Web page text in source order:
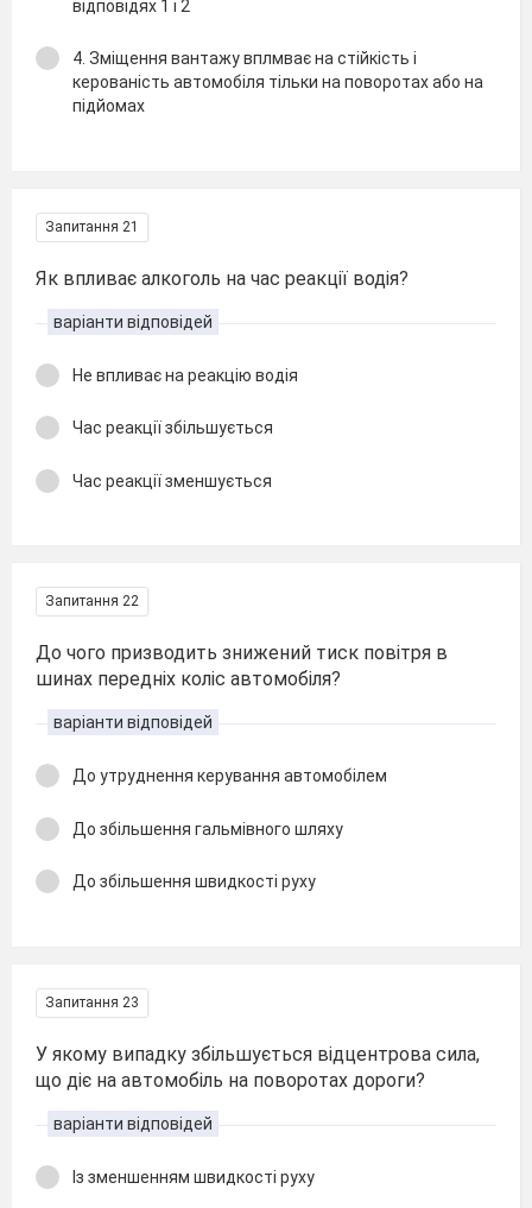
відповідях 1 і 2
4. Зміщення вантажу вплмває на стійкість і
керованість автомобіля тільки на поворотах або на
підйомах
Запитання 21
Як впливає алкоголь на час реакції водія?
варіанти відповідей
Не впливає на реакцію водія
Час реакції збільшується
Час реакції зменшується
Запитання 22
До чого призводить знижений тиск повітря в
шинах передніх коліс автомобіля?
варіанти відповідей
До утруднення керування автомобілем
До збільшення гальмівного шляху
До збільшення швидкості руху
Запитання 23
У якому випадку збільшується відцентрова сила,
що діє на автомобіль на поворотах дороги?
варіанти відповідей
Із зменшенням швидкості руху